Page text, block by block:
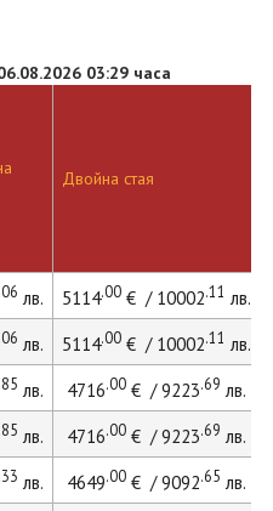
03:29 часа
Двойна стая
.06 лв. 5114.00€ / 10002.11 лв.
.06 лв. 5114.00€ / 10002.11 лв.
.85 лв. 4716.00€ / 9223.69 лв.
.85 лв. 4716.00€ / 9223.69 лв.
.33 лв. 4649.00€ / 9092.65 лв.